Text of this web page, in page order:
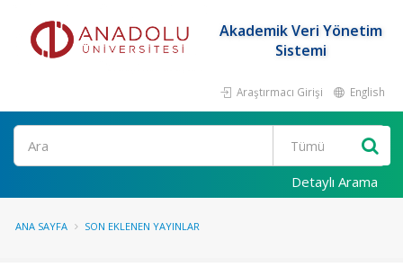
Akademik Veri Yönetim
Sistemi
Araştırmacı Girişi English
Ara
Detaylı Arama
ANA SAYFA SON EKLENEN YAYINLAR